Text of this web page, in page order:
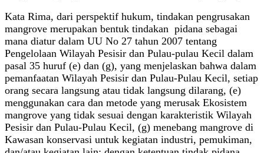
Kata Rima, dari perspektif hukum, tindakan pengrusakan
mangrove merupakan bentuk tindakan pidana sebagai
mana diatur dalam UU No 27 tahun 2007 tentang
Pengelolaan Wilayah Pesisir dan Pulau-pulau Kecil dalam
pasal 35 huruf (e) dan (g), yang menjelaskan bahwa dalam
pemanfaatan Wilayah Pesisir dan Pulau-Pulau Kecil, setiap
orang secara langsung atau tidak langsung dilarang, (e)
menggunakan cara dan metode yang merusak Ekosistem
mangrove yang tidak sesuai dengan karakteristik Wilayah
Pesisir dan Pulau-Pulau Kecil, (g) menebang mangrove di
Kawasan konservasi untuk kegiatan industri, pemukiman,